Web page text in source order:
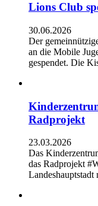
Lions Club
30.06.2026
Der
an die Mobile
gespendet. Die
Radprojekt
23.03.2026
Das
das Radprojekt